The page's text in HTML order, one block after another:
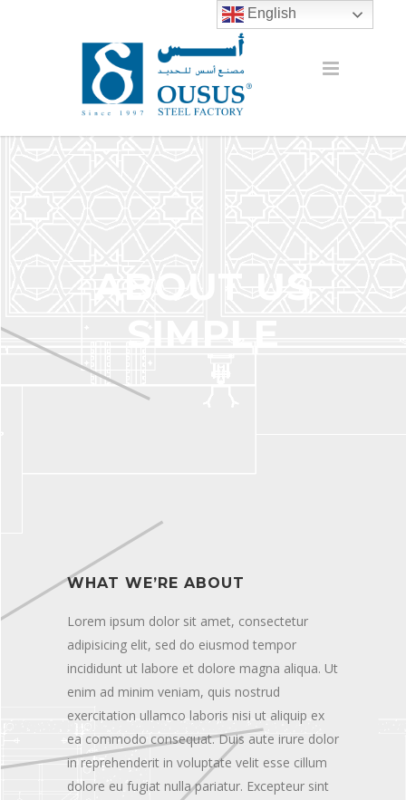
WHAT WE’RE ABOUT
Lorem ipsum dolor sit amet, consectetur
adipisicing elit, sed do eiusmod tempor
incididunt ut labore et dolore magna aliqua. Ut
enim ad minim veniam, quis nostrud
exercitation ullamco laboris nisi ut aliquip ex
ea commodo consequat. Duis aute irure dolor
in reprehenderit in voluptate velit esse cillum
dolore eu fugiat nulla pariatur. Excepteur sint
English